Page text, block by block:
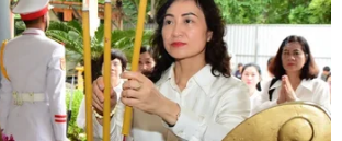
Chủ tịch nước gửi điện chia